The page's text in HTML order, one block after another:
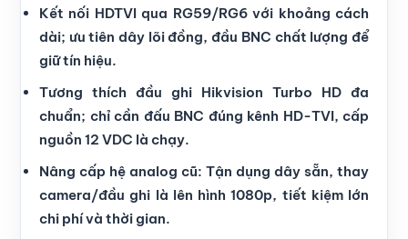
Kết nối HDTVI qua RG59/RG6 với khoảng cách
dài; ưu tiên dây lõi đồng, đầu BNC chất lượng để
giữ tín hiệu.
Tương thích đầu ghi Hikvision Turbo HD đa
chuẩn; chỉ cần đấu BNC đúng kênh HD-TVI, cấp
nguồn 12 VDC là chạy.
Nâng cấp hệ analog cũ: Tận dụng dây sẵn, thay
camera/đầu ghi là lên hình 1080p, tiết kiệm lớn
chi phí và thời gian.